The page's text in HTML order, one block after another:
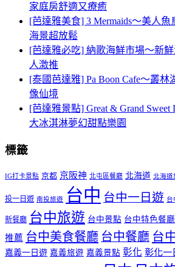
家庭房舒適又療癒
[芭達雅美食] 3 Mermaids～美人
海景超放鬆
[芭達雅必吃] 納歌海鮮市場～新
人激推
[泰國芭達雅] Pa Boon Cafe～叢林
像仙境
[芭達雅景點] Great & Grand Sweet
大冰淇淋夢幻甜點樂園
標籤
IG打卡景點 京都 京阪神 北屯區餐廳 北海道 北海道
投一日遊 南投旅遊 台中 台中一日遊 台
新餐廳 台中旅遊 台中景點 台中特色餐廳
推薦 台中美食餐廳 台中餐廳 台
嘉義一日遊 嘉義旅遊 嘉義景點 彰化 彰化一